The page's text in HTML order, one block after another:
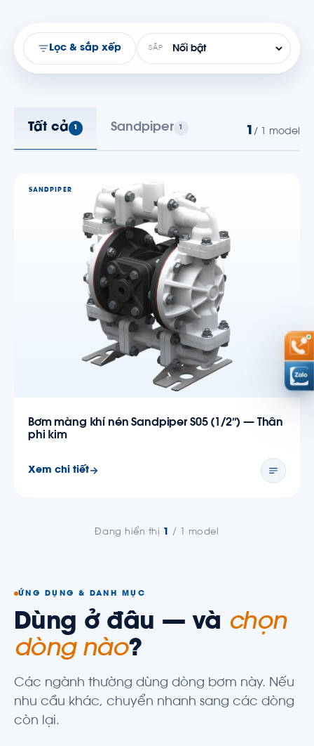
Lọc & sắp xếp SẮP
Tất cả 1 Sandpiper 1 1 / 1 model
SANDPIPER
Bơm màng khí nén Sandpiper S05 (1/2″) — Thân
phi kim
Xem chi tiết
Đang hiển thị / 1 model
ỨNG DỤNG & DANH MỤC
Dùng ở đâu — và chọn
dòng nào?
Các ngành thường dùng dòng bơm này. Nếu
nhu cầu khác, chuyển nhanh sang các dòng
còn lại.